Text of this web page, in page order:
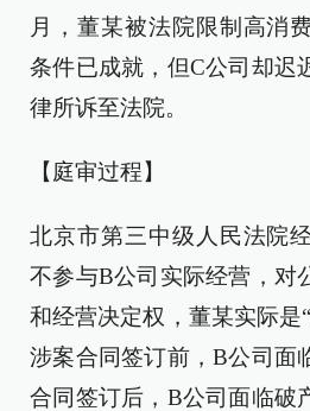
月，董某被法院限制高消
条件已成就，但C公司却迟
律所诉至法院。
【庭审过程】
北京市第三中级人民法院
不参与B公司实际经营，对
和经营决定权，董某实际是
涉案合同签订前，B公司面
合同签订后，B公司面临破